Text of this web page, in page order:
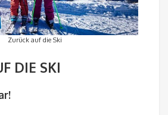
Zurück auf die Ski
DIE SKI